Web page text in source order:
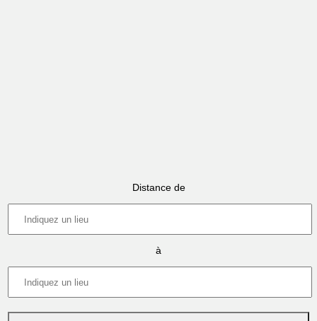
Distance de
à